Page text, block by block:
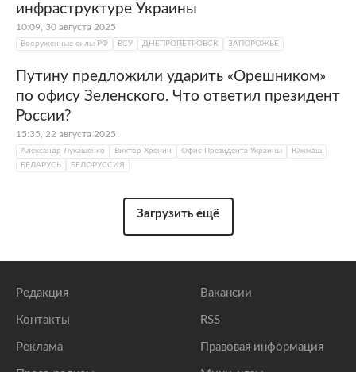
инфраструктуре Украины
10:09, 30 августа 2025
Вооруженные силы РФ ВСУ ДНЕПРОПЕТРОВСК ЗАПОРОЖЬЕ
Путину предложили ударить «Орешником»
по офису Зеленского. Что ответил президент
России?
15:35, 22 августа 2025
Александр Лукашенко Виктор Хренин Офис Президента Украины
Южмаш
БЕЛАРУСЬ
БЕЛОРУССИЯ
Загрузить ещё
Редакция
Контакты
Реклама
Вакансии
RSS
Правовая информация